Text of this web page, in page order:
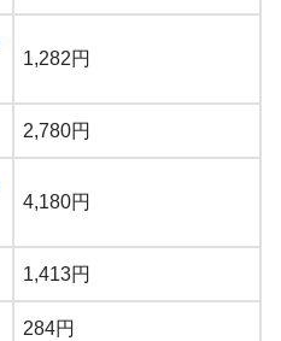
1,282円
2,780円
4,180円
1,413円
284円